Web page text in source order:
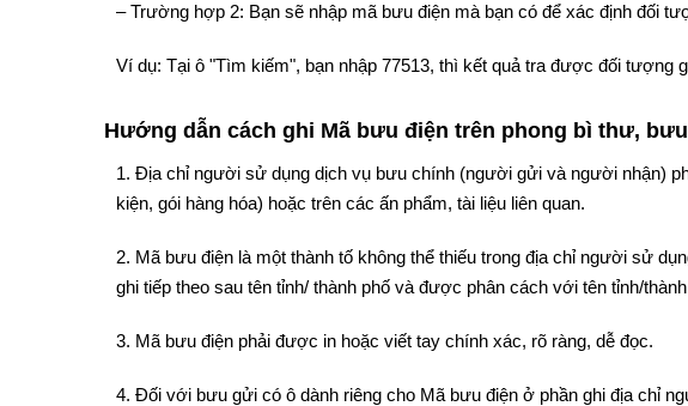
– Trường hợp 2: Bạn sẽ nhập mã bưu điện mà bạn có để xác định đối
Ví dụ: Tại ô "Tìm kiếm", bạn nhập 77513, thì kết quả tra được đối tượng
Hướng dẫn cách ghi Mã bưu điện trên phong bì thư,
1. Địa chỉ người sử dụng dịch vụ bưu chính (người gửi và người nhận)
kiện, gói hàng hóa) hoặc trên các ấn phẩm, tài liệu liên quan.
2. Mã bưu điện là một thành tố không thể thiếu trong địa chỉ người sử
ghi tiếp theo sau tên tỉnh/ thành phố và được phân cách với tên tỉnh/
3. Mã bưu điện phải được in hoặc viết tay chính xác, rõ ràng, dễ đọc.
4. Đối với bưu gửi có ô dành riêng cho Mã bưu điện ở phần ghi địa chỉ